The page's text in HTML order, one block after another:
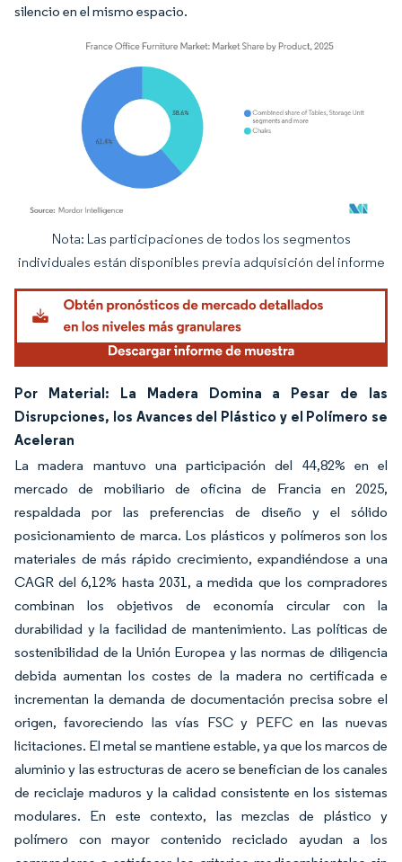
silencio en el mismo espacio.
Imagen © Mordor Intelligence. El uso requiere atribución según CC BY 4.0.
Nota: Las participaciones de todos los segmentos
individuales están disponibles previa adquisición del informe
Por Material: La Madera Domina a Pesar de las
Disrupciones, los Avances del Plástico y el Polímero se
Aceleran
La madera mantuvo una participación del 44,82% en el
mercado de mobiliario de oficina de Francia en 2025,
respaldada por las preferencias de diseño y el sólido
posicionamiento de marca. Los plásticos y polímeros son los
materiales de más rápido crecimiento, expandiéndose a una
CAGR del 6,12% hasta 2031, a medida que los compradores
combinan los objetivos de economía circular con la
durabilidad y la facilidad de mantenimiento. Las políticas de
sostenibilidad de la Unión Europea y las normas de diligencia
debida aumentan los costes de la madera no certificada e
incrementan la demanda de documentación precisa sobre el
origen, favoreciendo las vías FSC y PEFC en las nuevas
licitaciones. El metal se mantiene estable, ya que los marcos de
aluminio y las estructuras de acero se benefician de los canales
de reciclaje maduros y la calidad consistente en los sistemas
modulares. En este contexto, las mezclas de plástico y
polímero con mayor contenido reciclado ayudan a los